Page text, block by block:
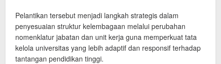
Pelantikan tersebut menjadi langkah strategis dalam
penyesuaian struktur kelembagaan melalui perubahan
nomenklatur jabatan dan unit kerja guna memperkuat tata
kelola universitas yang lebih adaptif dan responsif terhadap
tantangan pendidikan tinggi.